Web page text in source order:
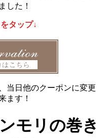
した！
タップ↓
当日他のクーポンに変更
ます！
モリの巻き